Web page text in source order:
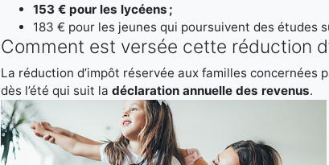
153 € pour les lycéens ;
183 € pour les jeunes qui poursuivent des études
Comment est versée cette réduction
La réduction d’impôt réservée aux familles
dès l’été qui suit la déclaration annuelle des revenus.